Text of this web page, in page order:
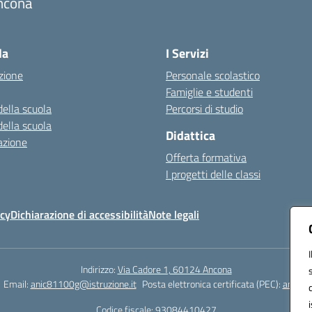
scuola
scuola
I Servizi
Personale scolastico
Famiglie e studenti
Percorsi di studio
Didattica
Offerta formativa
I progetti delle classi
Dichiarazione di accessibilitàNote legali
Indirizzo:Via Cadore 1, 60124 Ancona
Email:anic81100g@istruzione.it Posta elettronica certificata (PEC):